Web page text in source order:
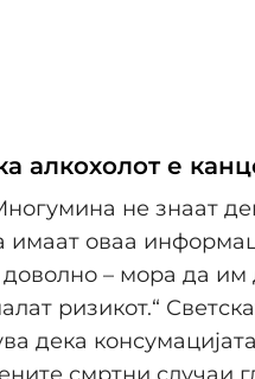
алкохолот е
не знаат
имаат оваа
– мора да
ризикот.“
дека